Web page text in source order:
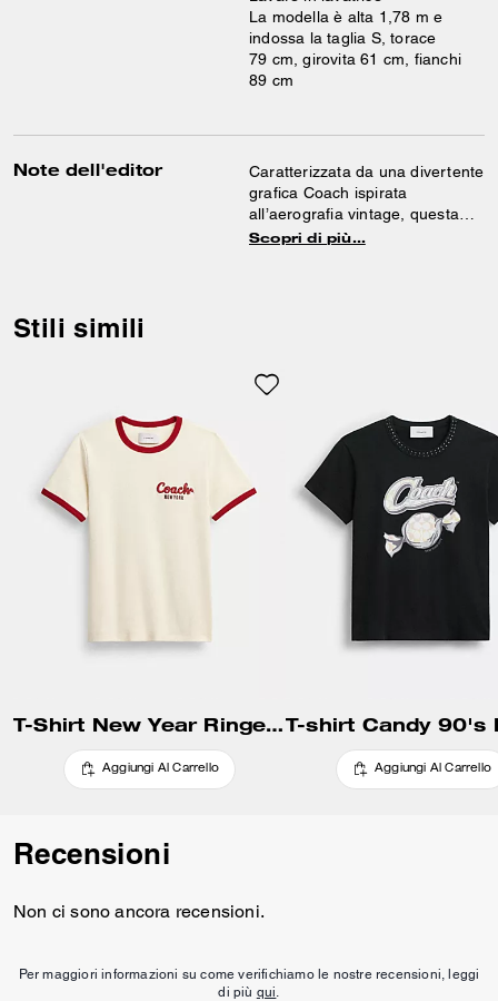
La modella è alta 1,78 m e
indossa la taglia S, torace
79 cm, girovita 61 cm, fianchi
89 cm
Note dell'editor
Caratterizzata da una divertente
grafica Coach ispirata
all’aerografia vintage, questa
maglietta dal taglio anni ’90 è
Scopri di più…
Stili simili
T-Shirt New Year Ringer In Cotone Organico
Aggiungi Al Carrello Aggiungi Al Carrello
Recensioni
Non ci sono ancora recensioni.
Per maggiori informazioni su come verifichiamo le nostre recensioni, leggi
di più qui